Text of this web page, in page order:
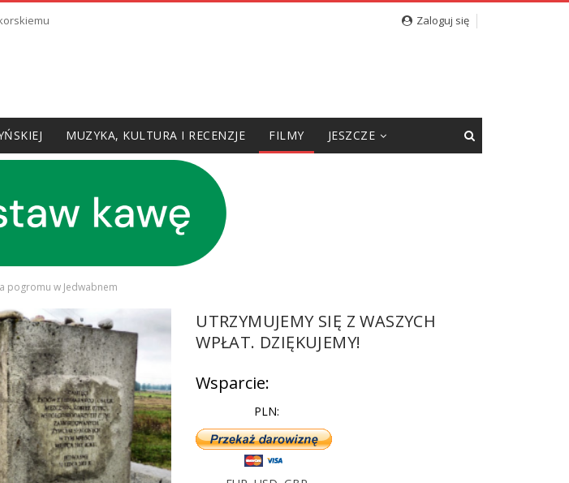
Zaloguj się
MUZYKA, KULTURA I RECENZJE FILMY JESZCZE
pogromu w Jedwabnem
UTRZYMUJEMY SIĘ Z WASZYCH
WPŁAT. DZIĘKUJEMY!
Wsparcie:
PLN: